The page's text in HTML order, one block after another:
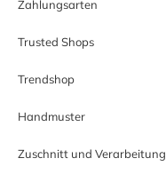
Zahlungsarten
Trusted Shops
Trendshop
Handmuster
Zuschnitt und Verarbeitung